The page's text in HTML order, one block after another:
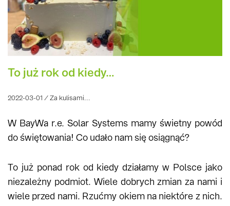
To już rok od kiedy…
2022-03-01 / Za kulisami...
W BayWa r.e. Solar Systems mamy świetny powód
do świętowania! Co udało nam się osiągnąć?
To już ponad rok od kiedy działamy w Polsce jako
niezależny podmiot. Wiele dobrych zmian za nami i
wiele przed nami. Rzućmy okiem na niektóre z nich.